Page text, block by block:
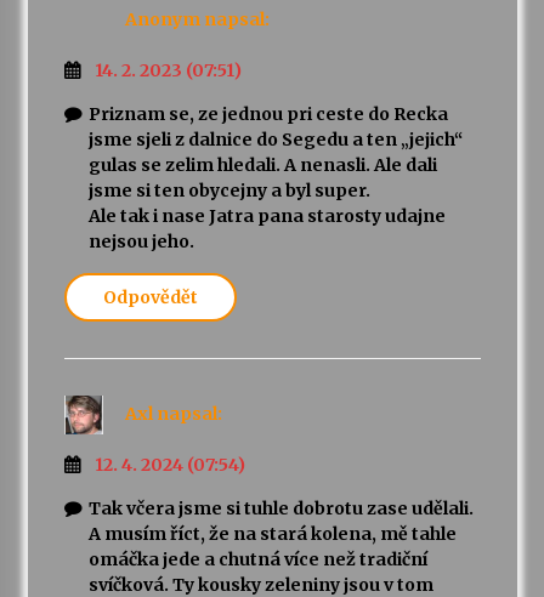
Anonym napsal:
14. 2. 2023 (07:51)
Priznam se, ze jednou pri ceste do Recka
jsme sjeli z dalnice do Segedu a ten „jejich“
gulas se zelim hledali. A nenasli. Ale dali
jsme si ten obycejny a byl super.
Ale tak i nase Jatra pana starosty udajne
nejsou jeho.
Odpovědět
Axl napsal:
12. 4. 2024 (07:54)
Tak včera jsme si tuhle dobrotu zase udělali.
A musím říct, že na stará kolena, mě tahle
omáčka jede a chutná více než tradiční
svíčková. Ty kousky zeleniny jsou v tom